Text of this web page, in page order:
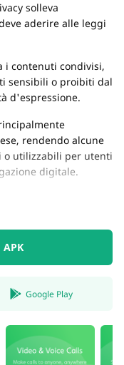
solleva
aderire alle leggi
i contenuti condivisi,
sensibili o proibiti dal
d'espressione.
rendendo alcune
o utilizzabili per utenti
digitale.
Google Play